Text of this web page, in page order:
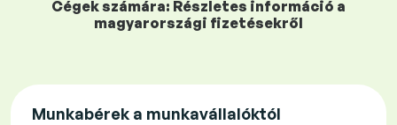
Cégek számára: Részletes információ a
magyarországi fizetésekről
Munkabérek a munkavállalóktól